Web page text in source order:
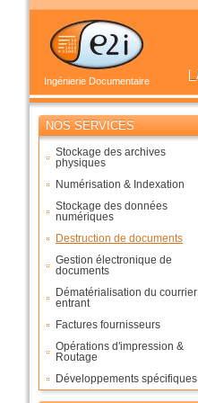
Ingénierie Documentaire
NOS SERVICES
Stockage des archives
physiques
Numérisation & Indexation
Stockage des données
numériques
Destruction de documents
Gestion électronique de
documents
Dématérialisation du courrier
entrant
Factures fournisseurs
Opérations d'impression &
Routage
Développements spécifiques